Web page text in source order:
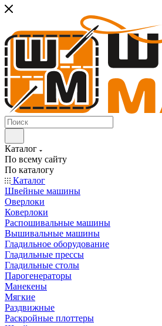
Каталог
По всему сайту
По каталогу
Каталог
Швейные машины
Оверлоки
Коверлоки
Распошивальные машины
Вышивальные машины
Гладильное оборудование
Гладильные прессы
Гладильные столы
Парогенераторы
Манекены
Мягкие
Раздвижные
Раскройные плоттеры